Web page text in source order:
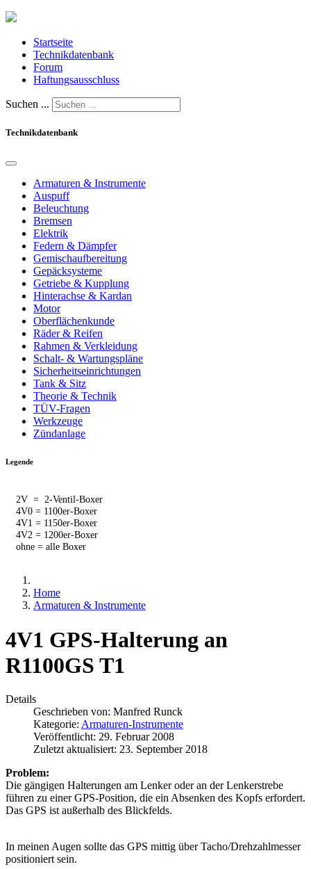
Startseite
Technikdatenbank
Forum
Haftungsausschluss
Suchen ...
Technikdatenbank
Armaturen & Instrumente
Auspuff
Beleuchtung
Bremsen
Elektrik
Federn & Dämpfer
Gemischaufbereitung
Gepäcksysteme
Getriebe & Kupplung
Hinterachse & Kardan
Motor
Oberflächenkunde
Räder & Reifen
Rahmen & Verkleidung
Schalt- & Wartungspläne
Sicherheitseinrichtungen
Tank & Sitz
Theorie & Technik
TÜV-Fragen
Werkzeuge
Zündanlage
Legende
2V = 2-Ventil-Boxer
4V0 = 1100er-Boxer
4V1 = 1150er-Boxer
4V2 = 1200er-Boxer
ohne = alle Boxer
Home
Armaturen & Instrumente
4V1 GPS-Halterung an
R1100GS T1
Details
Geschrieben von: Manfred Runck
Kategorie: Armaturen-Instrumente
Veröffentlicht: 29. Februar 2008
Zuletzt aktualisiert: 23. September 2018
Problem:
Die gängigen Halterungen am Lenker oder an der Lenkerstrebe
führen zu einer GPS-Position, die ein Absenken des Kopfs erfordert.
Das GPS ist außerhalb des Blickfelds.
In meinen Augen sollte das GPS mittig über Tacho/Drehzahlmesser
positioniert sein.